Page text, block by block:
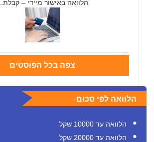
הלוואה באישור מיידי – קבלת...
צפה בכל הפוסטים
הלוואה לפי סכום
הלוואה עד 10000 שקל
הלוואה עד 20000 שקל